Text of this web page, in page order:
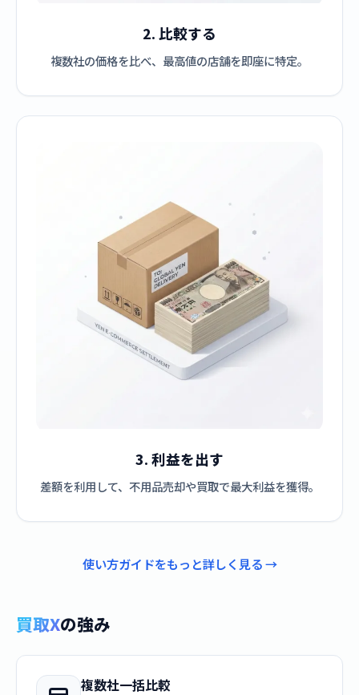
2. 比較する
複数社の価格を比べ、最高値の店舗を即座に特定。
3. 利益を出す
差額を利用して、不用品売却や買取で最大利益を獲得。
使い方ガイドをもっと詳しく見る →
買取Xの強み
複数社一括比較